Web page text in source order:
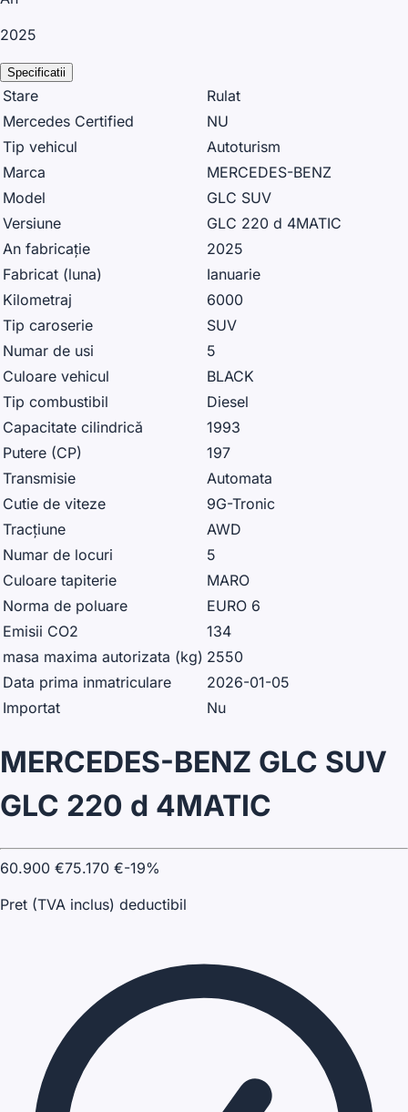
2025
Specificatii
Stare
Rulat
Mercedes Certified
NU
Tip vehicul
Autoturism
Marca
MERCEDES-BENZ
Model
GLC SUV
Versiune
GLC 220 d 4MATIC
An fabricație
2025
Fabricat (luna)
Ianuarie
Kilometraj
6000
Tip caroserie
SUV
Numar de usi
5
Culoare vehicul
BLACK
Tip combustibil
Diesel
Capacitate cilindrică
1993
Putere (CP)
197
Transmisie
Automata
Cutie de viteze
9G-Tronic
Tracțiune
AWD
Numar de locuri
5
Culoare tapiterie
MARO
Norma de poluare
EURO 6
Emisii CO2
134
masa maxima autorizata (kg) 2550
Data prima inmatriculare
2026-01-05
Importat
Nu
MERCEDES-BENZ GLC SUV
GLC 220 d 4MATIC
60.900 €75.170 €-19%
Pret (TVA inclus) deductibil